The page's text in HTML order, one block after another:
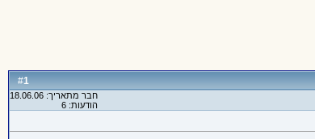
#
1
חבר מתאריך: 18.06.06
הודעות: 6